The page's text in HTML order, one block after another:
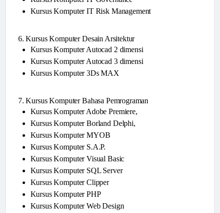
Kursus Komputer IT Risk Management
6. Kursus Komputer Desain Arsitektur
Kursus Komputer Autocad 2 dimensi
Kursus Komputer Autocad 3 dimensi
Kursus Komputer 3Ds MAX
7. Kursus Komputer Bahasa Pemrograman
Kursus Komputer Adobe Premiere,
Kursus Komputer Borland Delphi,
Kursus Komputer MYOB
Kursus Komputer S.A.P.
Kursus Komputer Visual Basic
Kursus Komputer SQL Server
Kursus Komputer Clipper
Kursus Komputer PHP
Kursus Komputer Web Design